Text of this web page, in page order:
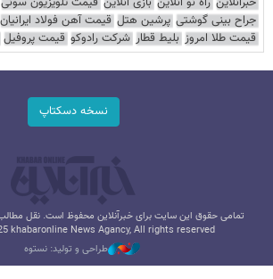
جراح بینی گوشتی پرشین هتل قیمت آهن فولاد ایرانیان
قیمت طلا امروز بلیط قطار شرکت رادوکو قیمت پروفیل
نسخه دسکتاپ
تمامی حقوق این سایت برای خبرآنلاین محفوظ است. نقل مطالب
khabaronline News Agancy, All rights reserved
طراحی و تولید: نستوه